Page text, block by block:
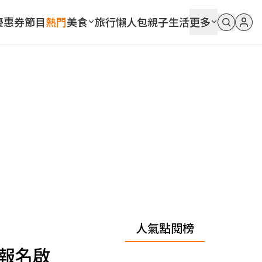
惠券節目熱門美食 旅行懶人包親子生活更多
名啟
人氣點閱榜